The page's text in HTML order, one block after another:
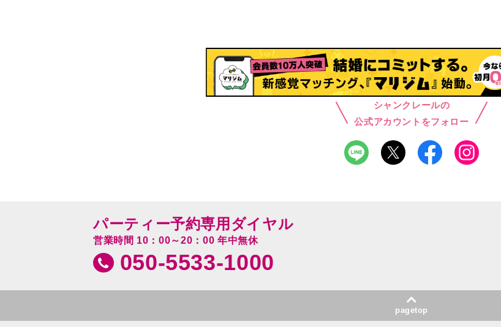
シャンクレールの
公式アカウントをフォロー
パーティー予約専用ダイヤル
営業時間 10：00～20：00 年中無休
050-5533-1000
pagetop